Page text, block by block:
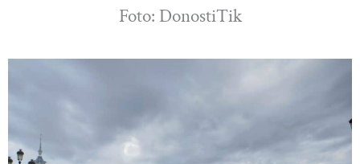
Foto: DonostiTik